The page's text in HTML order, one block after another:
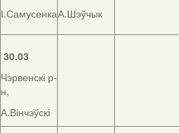
І.СамусенкаА.Шэўчык
30.03
Чэрвенскі р-
н,
А.Вінчэўскі